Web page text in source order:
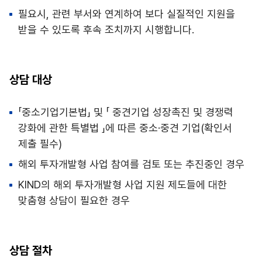
필요시, 관련 부서와 연계하여 보다 실질적인 지원을
받을 수 있도록 후속 조치까지 시행합니다.
상담 대상
「중소기업기본법」 및 「 중견기업 성장촉진 및 경쟁력
강화에 관한 특별법 」에 따른 중소·중견 기업(확인서
제출 필수)
해외 투자개발형 사업 참여를 검토 또는 추진중인 경우
KIND의 해외 투자개발형 사업 지원 제도들에 대한
맞춤형 상담이 필요한 경우
상담 절차